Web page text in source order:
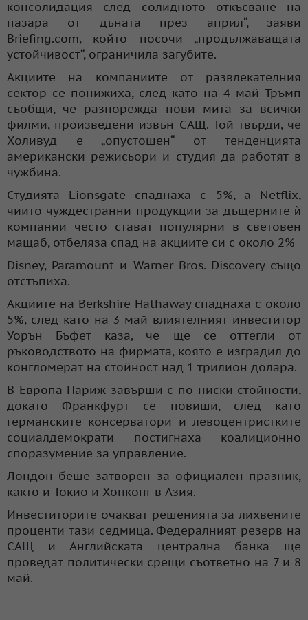
консолидация след солидното откъсване на
пазара от дъната през април“, заяви
Briefing.com, който посочи „продължаващата
устойчивост“, ограничила загубите.
Акциите на компаниите от развлекателния
сектор се понижиха, след като на 4 май Тръмп
съобщи, че разпорежда нови мита за всички
филми, произведени извън САЩ. Той твърди, че
Холивуд е „опустошен“ от тенденцията
американски режисьори и студия да работят в
чужбина.
Студията Lionsgate спаднаха с 5%, а Netflix,
чиито чуждестранни продукции за дъщерните ѝ
компании често стават популярни в световен
мащаб, отбеляза спад на акциите си с около 2%
Disney, Paramount и Warner Bros. Discovery също
отстъпиха.
Акциите на Berkshire Hathaway спаднаха с около
5%, след като на 3 май влиятелният инвеститор
Уорън Бъфет каза, че ще се оттегли от
ръководството на фирмата, която е изградил до
конгломерат на стойност над 1 трилион долара.
В Европа Париж завърши с по-ниски стойности,
докато Франкфурт се повиши, след като
германските консерватори и левоцентристките
социалдемократи постигнаха коалиционно
споразумение за управление.
Лондон беше затворен за официален празник,
както и Токио и Хонконг в Азия.
Инвеститорите очакват решенията за лихвените
проценти тази седмица. Федералният резерв на
САЩ и Английската централна банка ще
проведат политически срещи съответно на 7 и 8
май.